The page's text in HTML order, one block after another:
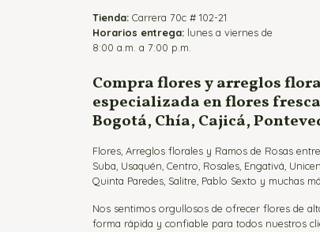
Tienda: Carrera 70c # 102-21
Horarios entrega: lunes a viernes de
8:00 a.m. a 7:00 p.m.
Compra flores y arreglos
especializada en flores
Bogotá, Chía, Cajicá,
Flores, Arreglos florales y Ramos de Rosas
Suba, Usaquén, Centro, Rosales, Engativá,
Quinta Paredes, Salitre, Pablo Sexto y muchas
Nos sentimos orgullosos de ofrecer flores de
forma rápida y confiable para todos nuestros